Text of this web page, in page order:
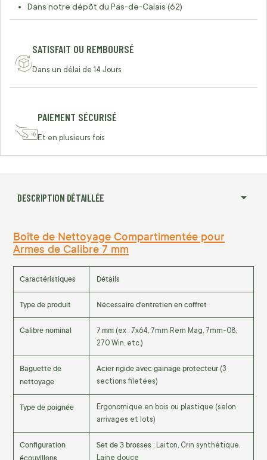
Dans notre dépôt du Pas-de-Calais (62)
SATISFAIT OU REMBOURSÉ
Dans un délai de 14 Jours
PAIEMENT SÉCURISÉ
Et en plusieurs fois
DESCRIPTION DÉTAILLÉE
Boîte de Nettoyage Compartimentée pour
Armes de Calibre 7 mm
Caractéristiques Détails
Type de produit Nécessaire d'entretien en coffret
Calibre nominal 7 mm (ex : 7x64, 7mm Rem Mag, 7mm-08,
270 Win, etc.)
Baguette de
nettoyage
Acier rigide avec gainage protecteur (3
sections filetées)
Type de poignée
Ergonomique en bois ou plastique (selon
arrivages et lots)
Configuration
écouvillons
Set de 3 brosses : Laiton, Crin synthétique,
Laine douce